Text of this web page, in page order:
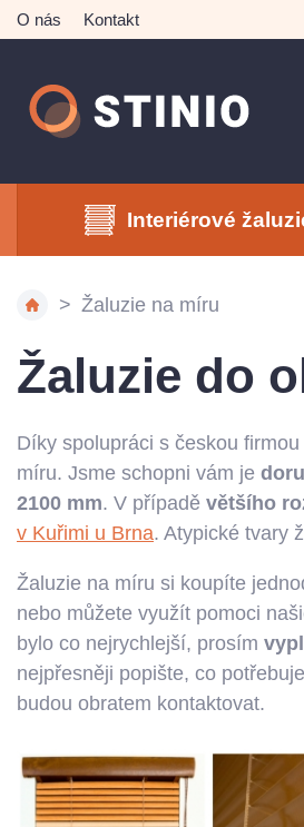
O nás Kontakt
Interiérové
Žaluzie na míru
Žaluzie do
Díky spolupráci s českou
míru. Jsme schopni vám je
2100 mm. V případě většího
v Kuřimi u Brna. Atypické tvary
Žaluzie na míru si koupíte
nebo můžete využít pomoci
bylo co nejrychlejší, prosím
nejpřesněji popište, co
budou obratem kontaktovat.